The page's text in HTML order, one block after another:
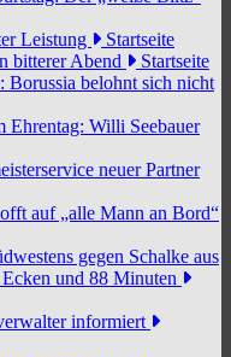
Leistung
Startseite
bitterer Abend
Startseite
Borussia belohnt sich nicht
Ehrentag: Willi Seebauer
neuer Partner
auf „alle Mann an Bord“
gegen Schalke aus
und 88 Minuten
informiert